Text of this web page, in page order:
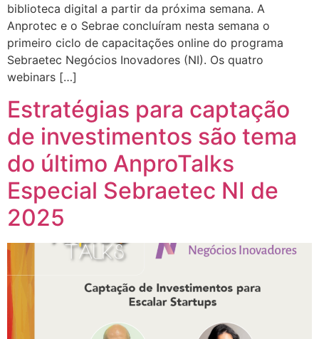
biblioteca digital a partir da próxima semana. A
Anprotec e o Sebrae concluíram nesta semana o
primeiro ciclo de capacitações online do programa
Sebraetec Negócios Inovadores (NI). Os quatro
webinars […]
Estratégias para captação
de investimentos são tema
do último AnproTalks
Especial Sebraetec NI de
2025